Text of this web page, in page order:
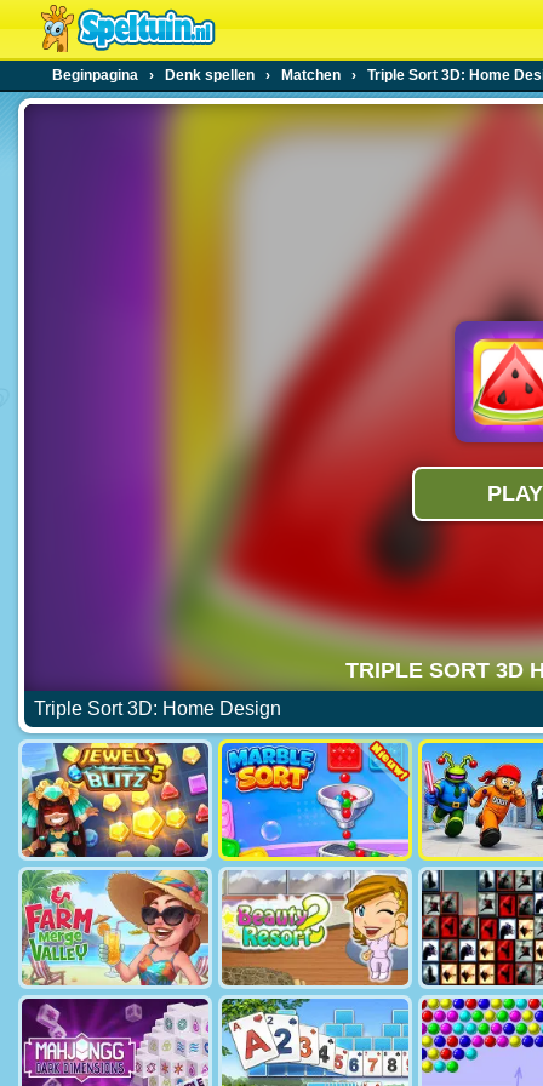
Beginpagina › Denk spellen › Matchen › Triple Sort 3D: Home
Triple Sort 3D: Home Design